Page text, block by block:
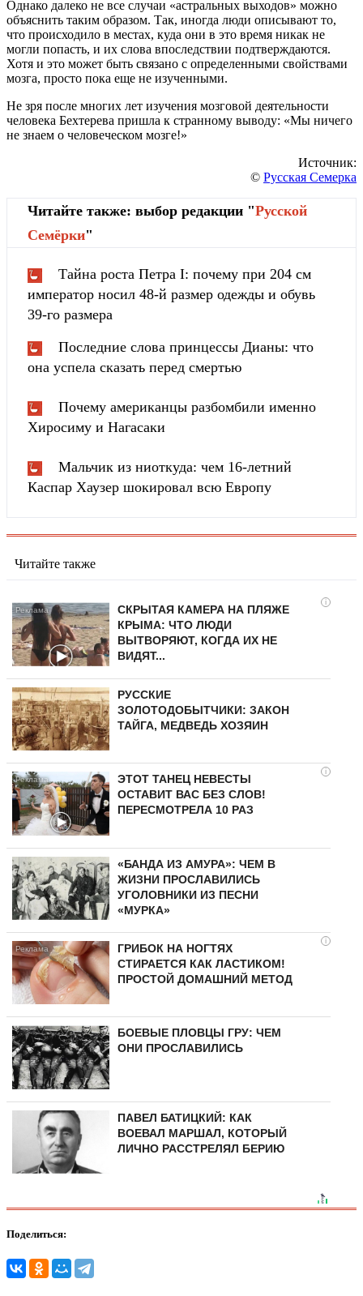
Однако далеко не все случаи «астральных выходов» можно
объяснить таким образом. Так, иногда люди описывают то,
что происходило в местах, куда они в это время никак не
могли попасть, и их слова впоследствии подтверждаются.
Хотя и это может быть связано с определенными свойствами
мозга, просто пока еще не изученными.
Не зря после многих лет изучения мозговой деятельности
человека Бехтерева пришла к странному выводу: «Мы ничего
не знаем о человеческом мозге!»
Источник:
© Русская Семерка
Читайте также: выбор редакции "Русской
Cемёрки"
Тайна роста Петра I: почему при 204 см
император носил 48-й размер одежды и обувь
39-го размера
Последние слова принцессы Дианы: что
она успела сказать перед смертью
Почему американцы разбомбили именно
Хиросиму и Нагасаки
Мальчик из ниоткуда: чем 16-летний
Каспар Хаузер шокировал всю Европу
Читайте также
i
СКРЫТАЯ КАМЕРА НА ПЛЯЖЕ
КРЫМА: ЧТО ЛЮДИ
ВЫТВОРЯЮТ, КОГДА ИХ НЕ
ВИДЯТ...
РУССКИЕ
ЗОЛОТОДОБЫТЧИКИ: ЗАКОН
ТАЙГА, МЕДВЕДЬ ХОЗЯИН
i
ЭТОТ ТАНЕЦ НЕВЕСТЫ
ОСТАВИТ ВАС БЕЗ СЛОВ!
ПЕРЕСМОТРЕЛА 10 РАЗ
«БАНДА ИЗ АМУРА»: ЧЕМ В
ЖИЗНИ ПРОСЛАВИЛИСЬ
УГОЛОВНИКИ ИЗ ПЕСНИ
«МУРКА»
i
ГРИБОК НА НОГТЯХ
СТИРАЕТСЯ КАК ЛАСТИКОМ!
ПРОСТОЙ ДОМАШНИЙ МЕТОД
БОЕВЫЕ ПЛОВЦЫ ГРУ: ЧЕМ
ОНИ ПРОСЛАВИЛИСЬ
ПАВЕЛ БАТИЦКИЙ: КАК
ВОЕВАЛ МАРШАЛ, КОТОРЫЙ
ЛИЧНО РАССТРЕЛЯЛ БЕРИЮ
Поделиться: